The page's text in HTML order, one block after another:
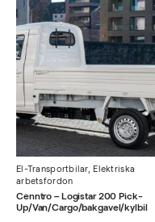
El-Transportbilar, Elektriska
arbetsfordon
Cenntro – Logistar 200 Pick-
Up/Van/Cargo/bakgavel/kylbil